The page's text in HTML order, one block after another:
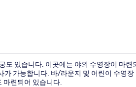
도 있습니다. 이곳에는 야외 수영장이 마련
가능합니다. 바/라운지 및 어린이 수영장
마련되어 있습니다.